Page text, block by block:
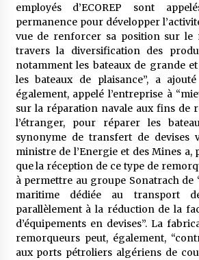
employés d’ECOREP sont
permanence pour développer
vue de renforcer sa position sur le
travers la diversification des
notamment les bateaux de grande
les bateaux de plaisance”, a
également, appelé l’entreprise à
sur la réparation navale aux fins de
l’étranger, pour réparer les
synonyme de transfert de devises
ministre de l’Energie et des Mines a,
que la réception de ce type de
à permettre au groupe Sonatrach
maritime dédiée au transport
parallèlement à la réduction de la
d’équipements en devises”. La
remorqueurs peut, également,
aux ports pétroliers algériens de